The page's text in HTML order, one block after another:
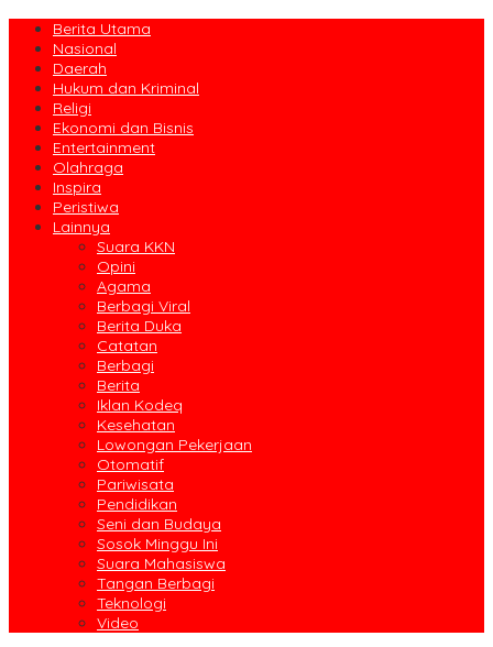
Berita Utama
Nasional
Daerah
Hukum dan Kriminal
Religi
Ekonomi dan Bisnis
Entertainment
Olahraga
Inspira
Peristiwa
Lainnya
Suara KKN
Opini
Agama
Berbagi Viral
Berita Duka
Catatan
Berbagi
Berita
Iklan Kodeq
Kesehatan
Lowongan Pekerjaan
Otomatif
Pariwisata
Pendidikan
Seni dan Budaya
Sosok Minggu Ini
Suara Mahasiswa
Tangan Berbagi
Teknologi
Video